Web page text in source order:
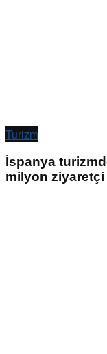
Turizm
İspanya
milyon ziyaretçi